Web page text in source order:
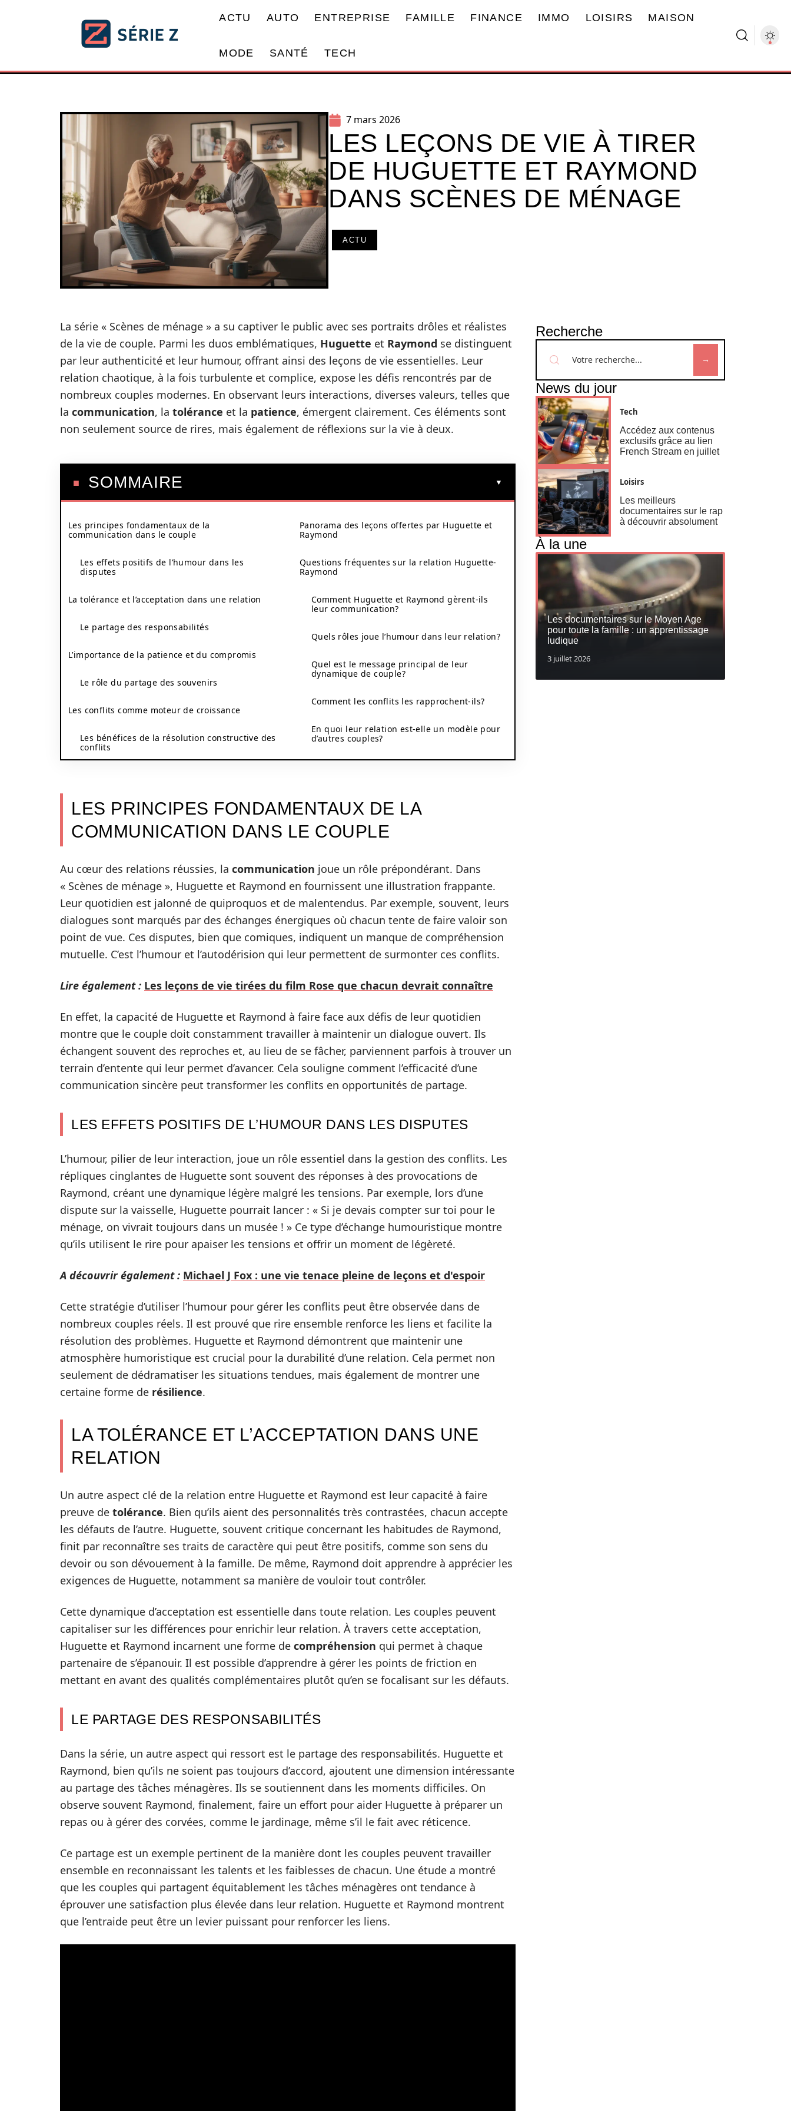
ACTU AUTO ENTREPRISE FAMILLE FINANCE IMMO LOISIRS MAISON
MODE SANTÉ TECH
7 mars 2026
LES LEÇONS DE VIE À TIRER
DE HUGUETTE ET RAYMOND
DANS SCÈNES DE MÉNAGE
ACTU
La série « Scènes de ménage » a su captiver le public avec ses portraits drôles et réalistes
de la vie de couple. Parmi les duos emblématiques, Huguette et Raymond se distinguent
par leur authenticité et leur humour, offrant ainsi des leçons de vie essentielles. Leur
relation chaotique, à la fois turbulente et complice, expose les défis rencontrés par de
nombreux couples modernes. En observant leurs interactions, diverses valeurs, telles que
la communication, la tolérance et la patience, émergent clairement. Ces éléments sont
non seulement source de rires, mais également de réflexions sur la vie à deux.
SOMMAIRE
Les principes fondamentaux de la
communication dans le couple
Les effets positifs de l’humour dans les
disputes
La tolérance et l’acceptation dans une relation
Le partage des responsabilités
L’importance de la patience et du compromis
Le rôle du partage des souvenirs
Les conflits comme moteur de croissance
Les bénéfices de la résolution constructive des
conflits
Panorama des leçons offertes par Huguette et
Raymond
Questions fréquentes sur la relation Huguette-
Raymond
Comment Huguette et Raymond gèrent-ils
leur communication?
Quels rôles joue l’humour dans leur relation?
Quel est le message principal de leur
dynamique de couple?
Comment les conflits les rapprochent-ils?
En quoi leur relation est-elle un modèle pour
d’autres couples?
LES PRINCIPES FONDAMENTAUX DE LA
COMMUNICATION DANS LE COUPLE
Au cœur des relations réussies, la communication joue un rôle prépondérant. Dans
« Scènes de ménage », Huguette et Raymond en fournissent une illustration frappante.
Leur quotidien est jalonné de quiproquos et de malentendus. Par exemple, souvent, leurs
dialogues sont marqués par des échanges énergiques où chacun tente de faire valoir son
point de vue. Ces disputes, bien que comiques, indiquent un manque de compréhension
mutuelle. C’est l’humour et l’autodérision qui leur permettent de surmonter ces conflits.
Lire également : Les leçons de vie tirées du film Rose que chacun devrait connaître
En effet, la capacité de Huguette et Raymond à faire face aux défis de leur quotidien
montre que le couple doit constamment travailler à maintenir un dialogue ouvert. Ils
échangent souvent des reproches et, au lieu de se fâcher, parviennent parfois à trouver un
terrain d’entente qui leur permet d’avancer. Cela souligne comment l’efficacité d’une
communication sincère peut transformer les conflits en opportunités de partage.
LES EFFETS POSITIFS DE L’HUMOUR DANS LES DISPUTES
L’humour, pilier de leur interaction, joue un rôle essentiel dans la gestion des conflits. Les
répliques cinglantes de Huguette sont souvent des réponses à des provocations de
Raymond, créant une dynamique légère malgré les tensions. Par exemple, lors d’une
dispute sur la vaisselle, Huguette pourrait lancer : « Si je devais compter sur toi pour le
ménage, on vivrait toujours dans un musée ! » Ce type d’échange humouristique montre
qu’ils utilisent le rire pour apaiser les tensions et offrir un moment de légèreté.
A découvrir également : Michael J Fox : une vie tenace pleine de leçons et d'espoir
Cette stratégie d’utiliser l’humour pour gérer les conflits peut être observée dans de
nombreux couples réels. Il est prouvé que rire ensemble renforce les liens et facilite la
résolution des problèmes. Huguette et Raymond démontrent que maintenir une
atmosphère humoristique est crucial pour la durabilité d’une relation. Cela permet non
seulement de dédramatiser les situations tendues, mais également de montrer une
certaine forme de résilience.
LA TOLÉRANCE ET L’ACCEPTATION DANS UNE
RELATION
Un autre aspect clé de la relation entre Huguette et Raymond est leur capacité à faire
preuve de tolérance. Bien qu’ils aient des personnalités très contrastées, chacun accepte
les défauts de l’autre. Huguette, souvent critique concernant les habitudes de Raymond,
finit par reconnaître ses traits de caractère qui peut être positifs, comme son sens du
devoir ou son dévouement à la famille. De même, Raymond doit apprendre à apprécier les
exigences de Huguette, notamment sa manière de vouloir tout contrôler.
Cette dynamique d’acceptation est essentielle dans toute relation. Les couples peuvent
capitaliser sur les différences pour enrichir leur relation. À travers cette acceptation,
Huguette et Raymond incarnent une forme de compréhension qui permet à chaque
partenaire de s’épanouir. Il est possible d’apprendre à gérer les points de friction en
mettant en avant des qualités complémentaires plutôt qu’en se focalisant sur les défauts.
LE PARTAGE DES RESPONSABILITÉS
Dans la série, un autre aspect qui ressort est le partage des responsabilités. Huguette et
Raymond, bien qu’ils ne soient pas toujours d’accord, ajoutent une dimension intéressante
au partage des tâches ménagères. Ils se soutiennent dans les moments difficiles. On
observe souvent Raymond, finalement, faire un effort pour aider Huguette à préparer un
repas ou à gérer des corvées, comme le jardinage, même s’il le fait avec réticence.
Ce partage est un exemple pertinent de la manière dont les couples peuvent travailler
ensemble en reconnaissant les talents et les faiblesses de chacun. Une étude a montré
que les couples qui partagent équitablement les tâches ménagères ont tendance à
éprouver une satisfaction plus élevée dans leur relation. Huguette et Raymond montrent
que l’entraide peut être un levier puissant pour renforcer les liens.
Recherche
News du jour
Tech
Accédez aux contenus
exclusifs grâce au lien
French Stream en juillet
Loisirs
Les meilleurs
documentaires sur le rap
à découvrir absolument
À la une
Les documentaires sur le Moyen Age
pour toute la famille : un apprentissage
ludique
3 juillet 2026